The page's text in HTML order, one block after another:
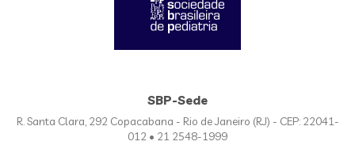
SBP-Sede
R. Santa Clara, 292 Copacabana - Rio de Janeiro (RJ) - CEP: 22041-
012 • 21 2548-1999